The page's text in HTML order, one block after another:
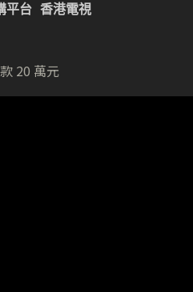
平台 香港電視
20 萬元